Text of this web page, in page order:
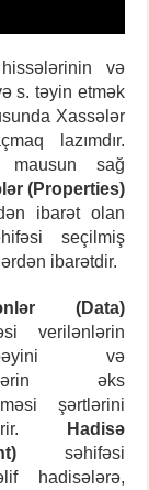
və
s. təyin etmək
Xassələr
lazımdır.
mausun sağ
(Properties)
ibarət olan
seçilmiş
ibarətdir.
(Data)
verilənlərin
və
əks
şərtlərini
Hadisə
səhifəsi
hadisələrə,